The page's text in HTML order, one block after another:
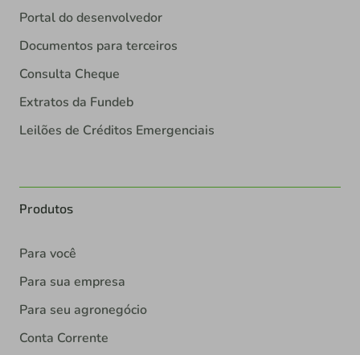
Portal do desenvolvedor
Documentos para terceiros
Consulta Cheque
Extratos da Fundeb
Leilões de Créditos Emergenciais
Produtos
Para você
Para sua empresa
Para seu agronegócio
Conta Corrente